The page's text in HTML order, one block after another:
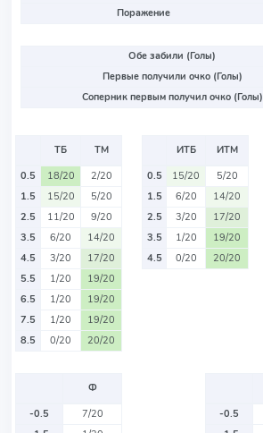
Поражение
Обе забили (Голы)
Первые получили очко (Голы)
Соперник первым получил очко (Голы)
ТБ
ТМ
0.5
18/20
2/20
1.5
15/20
5/20
2.5
11/20
9/20
3.5
6/20
14/20
4.5
3/20
17/20
5.5
1/20
19/20
6.5
1/20
19/20
7.5
1/20
19/20
8.5
0/20 20/20
ИТБ
ИТМ
0.5
15/20
5/20
1.5
6/20
14/20
2.5
3/20
17/20
3.5
1/20
19/20
4.5
0/20 20/20
Ф
-0.5
7/20
-0.5